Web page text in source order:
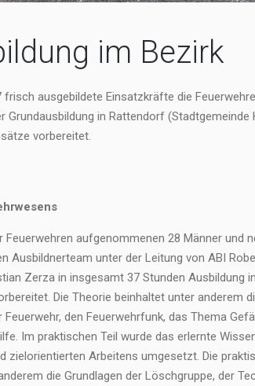
im Bezirk
frisch ausgebildete Einsatzkräfte die
Grundausbildung in Rattendorf (Stadtgemeinde
vorbereitet.
Feuerwehren aufgenommenen 28 Männer und
Ausbildnerteam unter der Leitung von ABI
Zerza in insgesamt 37 Stunden Ausbildung
Die Theorie beinhaltet unter anderem
den Feuerwehrfunk, das Thema
Im praktischen Teil wurde das erlernte
zielorientierten Arbeitens umgesetzt. Die
die Grundlagen der Löschgruppe, der